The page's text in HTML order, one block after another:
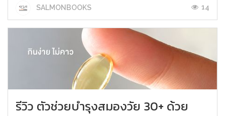
SALMONBOOKS 14
รีวิว ตัวช่วยบำรุงสมองวัย 30+ ด้วย